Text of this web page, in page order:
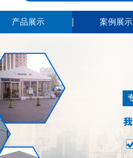
产品展示 案例展示